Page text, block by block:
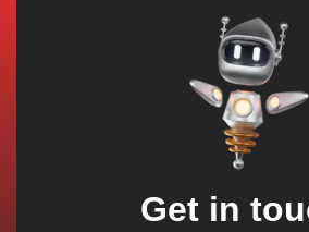
Get in